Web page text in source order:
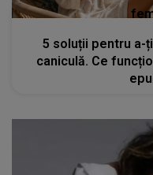
5 soluții pentru a-
caniculă. Ce